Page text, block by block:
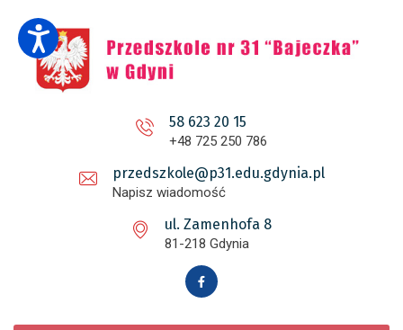
58 623 20 15
+48 725 250 786
przedszkole@p31.edu.gdynia.pl
Napisz wiadomość
ul. Zamenhofa 8
81-218 Gdynia